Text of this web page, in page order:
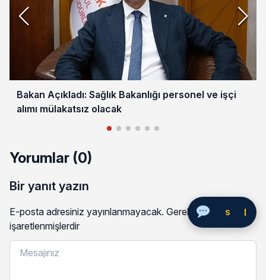
Bakan Açıkladı: Sağlık Bakanlığı personel ve işçi
alımı mülakatsız olacak
Yorumlar (0)
Bir yanıt yazın
E-posta adresiniz yayınlanmayacak. Gerekli alanlar*
işaretlenmişlerdir
Soru Sor